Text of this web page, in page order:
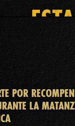
POR
LA